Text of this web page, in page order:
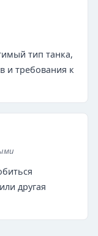
тип танка,
и требования к
другая